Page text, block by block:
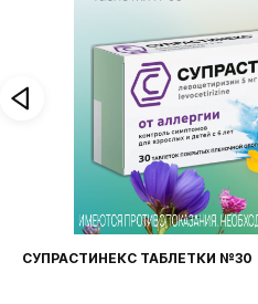
СУПРАСТИНЕКС ТАБЛЕТКИ №30